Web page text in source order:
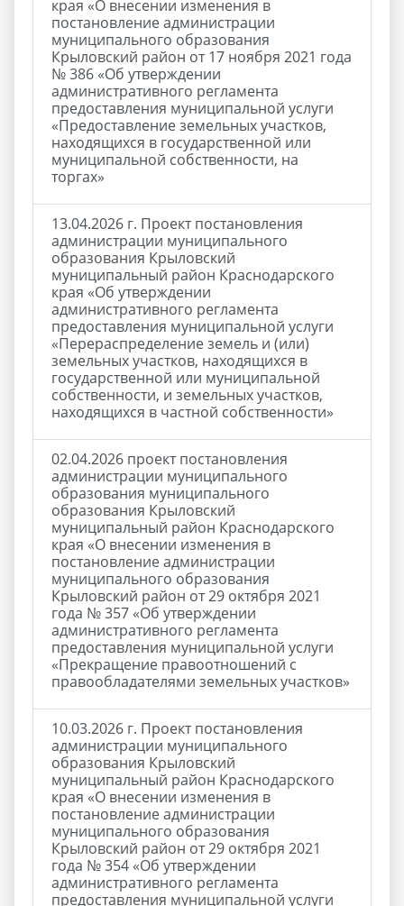
края «О внесении изменения в
постановление администрации
муниципального образования
Крыловский район от 17 ноября 2021 года
№ 386 «Об утверждении
административного регламента
предоставления муниципальной услуги
«Предоставление земельных участков,
находящихся в государственной или
муниципальной собственности, на
торгах»
13.04.2026 г. Проект постановления
администрации муниципального
образования Крыловский
муниципальный район Краснодарского
края «Об утверждении
административного регламента
предоставления муниципальной услуги
«Перераспределение земель и (или)
земельных участков, находящихся в
государственной или муниципальной
собственности, и земельных участков,
находящихся в частной собственности»
02.04.2026 проект постановления
администрации муниципального
образования муниципального
образования Крыловский
муниципальный район Краснодарского
края «О внесении изменения в
постановление администрации
муниципального образования
Крыловский район от 29 октября 2021
года № 357 «Об утверждении
административного регламента
предоставления муниципальной услуги
«Прекращение правоотношений с
правообладателями земельных участков»
10.03.2026 г. Проект постановления
администрации муниципального
образования Крыловский
муниципальный район Краснодарского
края «О внесении изменения в
постановление администрации
муниципального образования
Крыловский район от 29 октября 2021
года № 354 «Об утверждении
административного регламента
предоставления муниципальной услуги